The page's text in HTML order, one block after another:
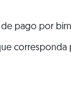
de pago por
corresponda